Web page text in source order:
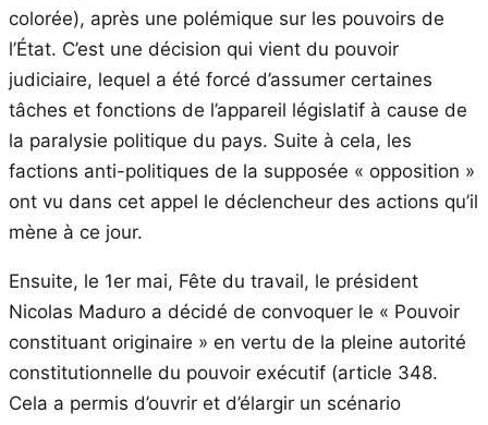
colorée), après une polémique sur les pouvoirs de
l’État. C’est une décision qui vient du pouvoir
judiciaire, lequel a été forcé d’assumer certaines
tâches et fonctions de l’appareil législatif à cause de
la paralysie politique du pays. Suite à cela, les
factions anti-politiques de la supposée « opposition »
ont vu dans cet appel le déclencheur des actions qu’il
mène à ce jour.
Ensuite, le 1er mai, Fête du travail, le président
Nicolas Maduro a décidé de convoquer le « Pouvoir
constituant originaire » en vertu de la pleine autorité
constitutionnelle du pouvoir exécutif (article 348.
Cela a permis d’ouvrir et d’élargir un scénario